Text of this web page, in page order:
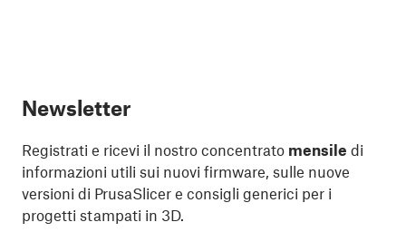
Newsletter
Registrati e ricevi il nostro concentrato mensile di
informazioni utili sui nuovi firmware, sulle nuove
versioni di PrusaSlicer e consigli generici per i
progetti stampati in 3D.